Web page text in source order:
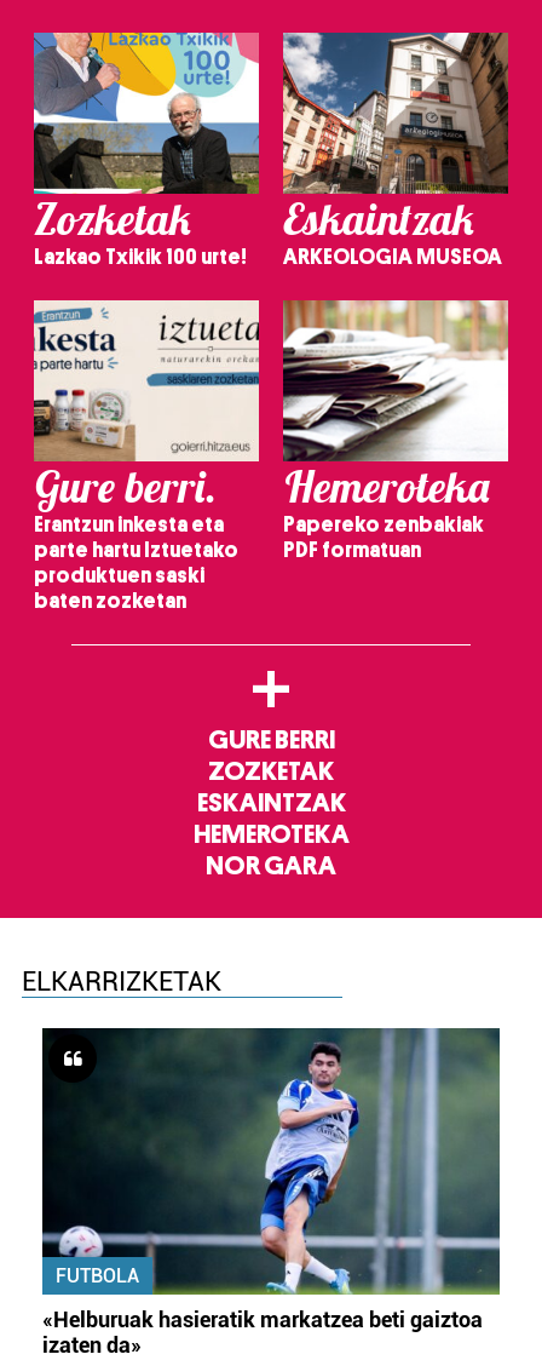
Zozketak
Lazkao Txikik 100 urte!
Eskaintzak
ARKEOLOGIA MUSEOA
Gure berri.
Erantzun inkesta eta
parte hartu Iztuetako
produktuen saski
baten zozketan
Hemeroteka
Papereko zenbakiak
PDF formatuan
+
GURE BERRI
ZOZKETAK
ESKAINTZAK
HEMEROTEKA
NOR GARA
ELKARRIZKETAK
FUTBOLA
«Helburuak hasieratik markatzea beti gaiztoa
izaten da»